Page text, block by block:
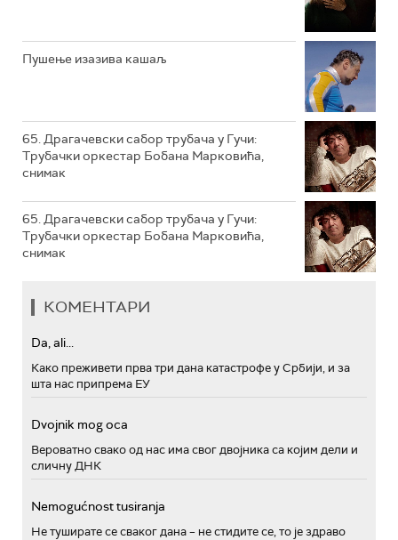
Пушење изазива кашаљ
65. Драгачевски сабор трубача у Гучи:
Трубачки оркестар Бобана Марковића,
снимак
65. Драгачевски сабор трубача у Гучи:
Трубачки оркестар Бобана Марковића,
снимак
КОМЕНТАРИ
Da, ali...
Како преживети прва три дана катастрофе у Србији, и за
шта нас припрема ЕУ
Dvojnik mog oca
Вероватно свако од нас има свог двојника са којим дели и
сличну ДНК
Nemogućnost tusiranja
Не туширате се сваког дана – не стидите се, то је здраво